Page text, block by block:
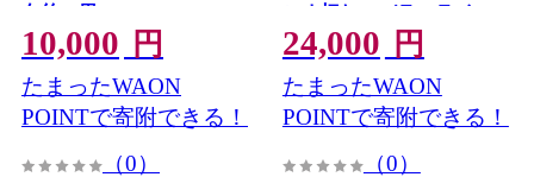
白竹の里 / [AWAV002]
10,000 円
たまったWAON
POINTで寄附できる！
（0）
こま切れ、バラスライス
各280g×2袋／ミンチ
380g×2袋／ロース500g）
豚肉 セット 豚こま 豚ロー
ス 豚バラ バラ肉 薄切り 豚
冷凍 白川町 / 藤井ファーム
24,000 円
たまったWAON
POINTで寄附できる！
（0）